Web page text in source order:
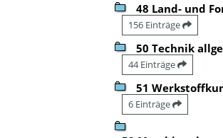
48 Land- und
156 Einträge
50 Technik
44 Einträge
51
6 Einträge